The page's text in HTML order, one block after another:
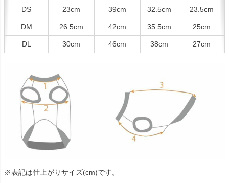
DS 23cm 39cm 32.5cm 23.5cm
DM 26.5cm 42cm 35.5cm 25cm
DL 30cm 46cm 38cm 27cm
※表記は仕上がりサイズ(cm)です。